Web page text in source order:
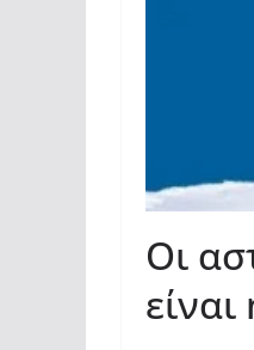
Οι